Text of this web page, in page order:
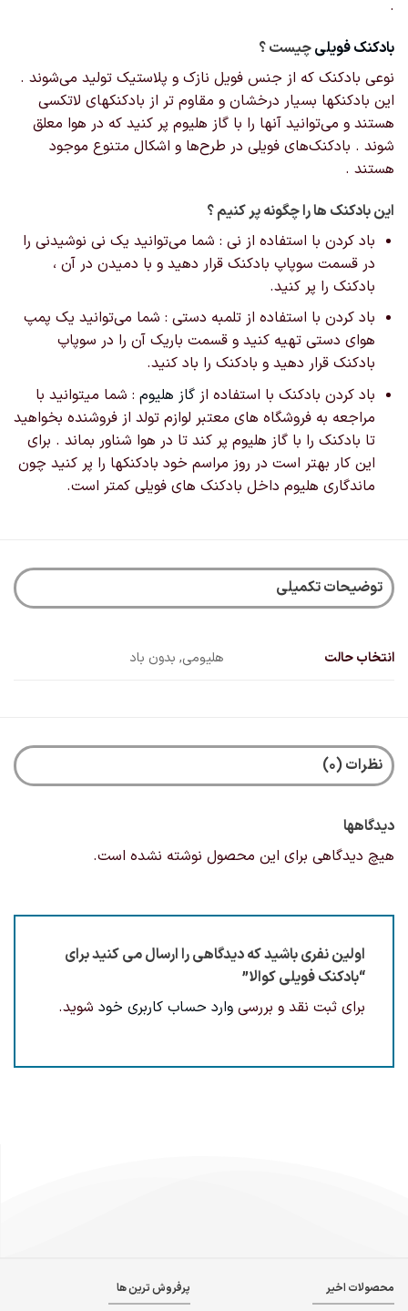
.
بادکنک‌ فویلیچیست ؟
نوعی بادکنک که از جنس فویل نازک و پلاستیک تولید می‌شوند .
این بادکنکها بسیار درخشان و مقاوم تر از بادکنکهای لاتکسی
هستند و می‌توانید آنها را با گاز هلیوم پر کنید که در هوا معلق
شوند . بادکنک‌های فویلی در طرح‌ها و اشکال‌ متنوع موجود
هستند .
این بادکنک ها را چگونه پر کنیم ؟
باد کردن با استفاده از نی : شما می‌توانید یک نی نوشیدنی را
در قسمت سوپاپ بادکنک قرار دهید و با دمیدن در آن ،
بادکنک را پر کنید.
باد کردن با استفاده از تلمبه دستی : شما می‌توانید یک پمپ
هوای دستی تهیه کنید و قسمت باریک آن را در سوپاپ
بادکنک قرار دهید و بادکنک را باد کنید.
باد کردن بادکنک با استفاده از گاز هلیوم: شما میتوانید با
مراجعه به فروشگاه های معتبر لوازم تولد از فروشنده بخواهید
تا بادکنک را با گاز هلیوم پر کند تا در هوا شناور بماند . برای
این کار بهتر است در روز مراسم خود بادکنکها را پر کنید چون
ماندگاری هلیوم داخل بادکنک های فویلی کمتر است.
توضیحات تکمیلی
انتخاب حالت هلیومی, بدون باد
نظرات (0)
دیدگاهها
هیچ دیدگاهی برای این محصول نوشته نشده است.
اولین نفری باشید که دیدگاهی را ارسال می کنید برای
“بادکنک فویلی کوالا”
برای ثبت نقد و بررسی وارد حساب کاربری خود شوید.
محصولات اخیر پرفروش ترین ها